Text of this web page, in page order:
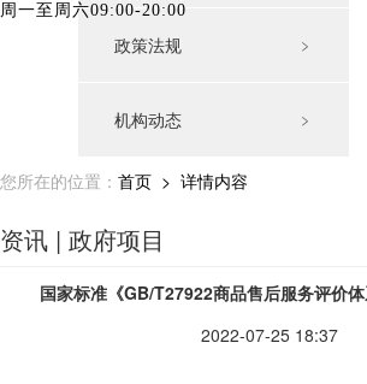
周一至周六09:00-20:00
政策法规 ﹥
机构动态 ﹥
您所在的位置： 首页 > 详情内容
资讯 | 政府项目
国家标准《GB/T27922商品售后服务评价
2022-07-25 18:37